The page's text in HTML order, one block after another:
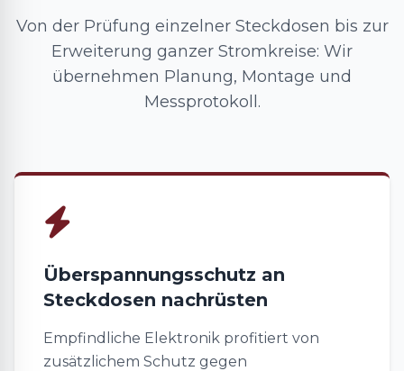
Von der Prüfung einzelner Steckdosen bis zur
Erweiterung ganzer Stromkreise: Wir
übernehmen Planung, Montage und
Messprotokoll.
Überspannungsschutz an
Steckdosen nachrüsten
Empfindliche Elektronik profitiert von
zusätzlichem Schutz gegen